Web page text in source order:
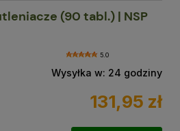
(90 tabl.) | NSP
5.0
Wysyłka w: 24 godziny
131,95 zł